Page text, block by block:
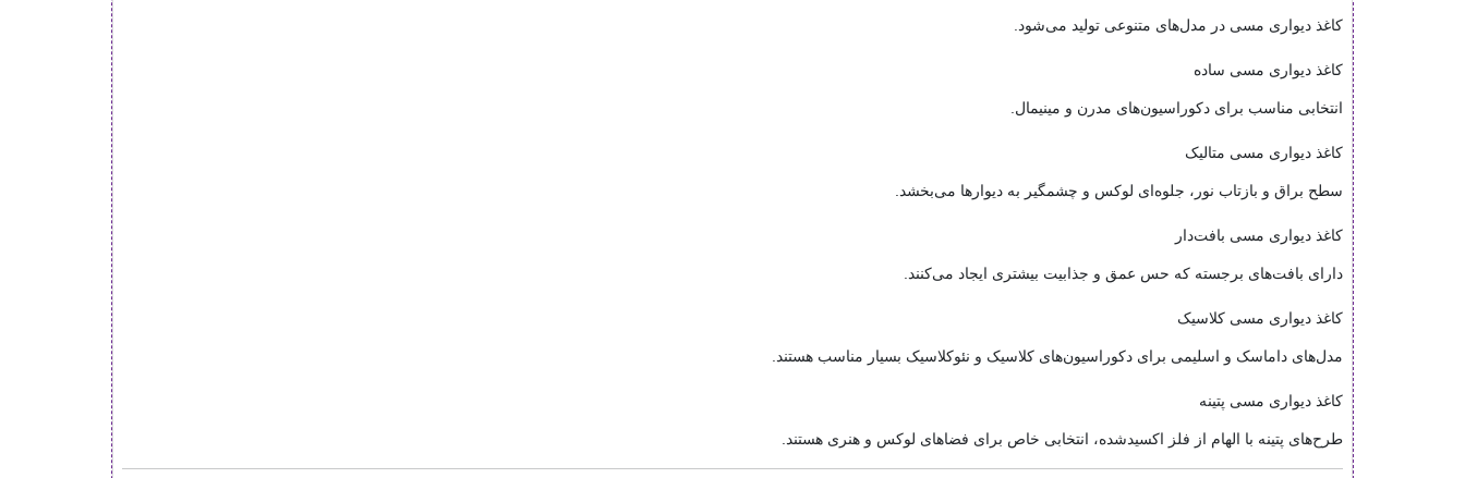
کاغذ دیواری مسی در مدل‌های متنوعی تولید می‌شود.
کاغذ دیواری مسی ساده
انتخابی مناسب برای دکوراسیون‌های مدرن و مینیمال.
کاغذ دیواری مسی متالیک
سطح براق و بازتاب نور، جلوه‌ای لوکس و چشمگیر به دیوارها می‌بخشد.
کاغذ دیواری مسی بافت‌دار
دارای بافت‌های برجسته که حس عمق و جذابیت بیشتری ایجاد می‌کنند.
کاغذ دیواری مسی کلاسیک
مدل‌های داماسک و اسلیمی برای دکوراسیون‌های کلاسیک و نئوکلاسیک بسیار مناسب هستند.
کاغذ دیواری مسی پتینه
طرح‌های پتینه با الهام از فلز اکسیدشده، انتخابی خاص برای فضاهای لوکس و هنری هستند.